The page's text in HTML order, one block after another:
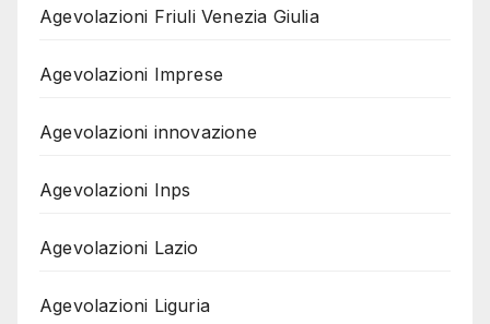
Agevolazioni Friuli Venezia Giulia
Agevolazioni Imprese
Agevolazioni innovazione
Agevolazioni Inps
Agevolazioni Lazio
Agevolazioni Liguria